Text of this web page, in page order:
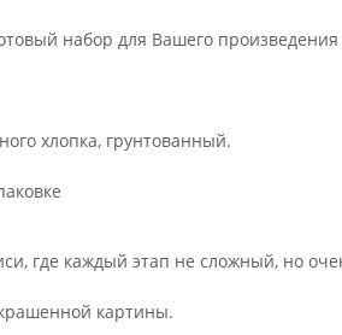
набор для Вашего
хлопка, грунтованный.
где каждый этап не сложный, но
картины.